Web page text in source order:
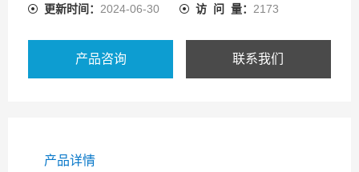
ALCATEL阿尔卡特单级旋片油润真空泵
更新时间： 2024-06-30 访 问 量： 2173
产品咨询 联系我们
产品详情